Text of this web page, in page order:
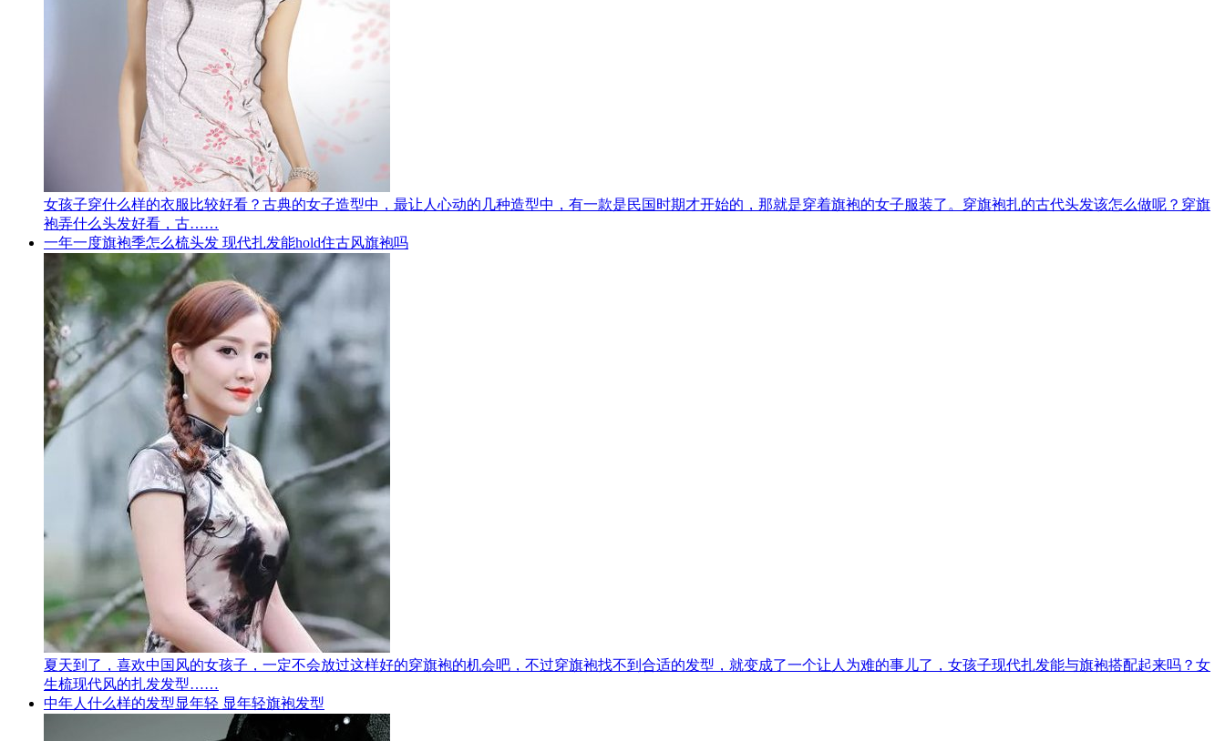
女孩子穿什么样的衣服比较好看？古典的女子造型中，最让人心动的几种造型中，有一款是民国时期才开始的，那就是穿着旗袍的女子服装了。穿旗袍扎的古代头发该怎么做呢？穿旗
袍弄什么头发好看，古……
一年一度旗袍季怎么梳头发 现代扎发能hold住古风旗袍吗
夏天到了，喜欢中国风的女孩子，一定不会放过这样好的穿旗袍的机会吧，不过穿旗袍找不到合适的发型，就变成了一个让人为难的事儿了，女孩子现代扎发能与旗袍搭配起来吗？女
生梳现代风的扎发发型……
中年人什么样的发型显年轻 显年轻旗袍发型